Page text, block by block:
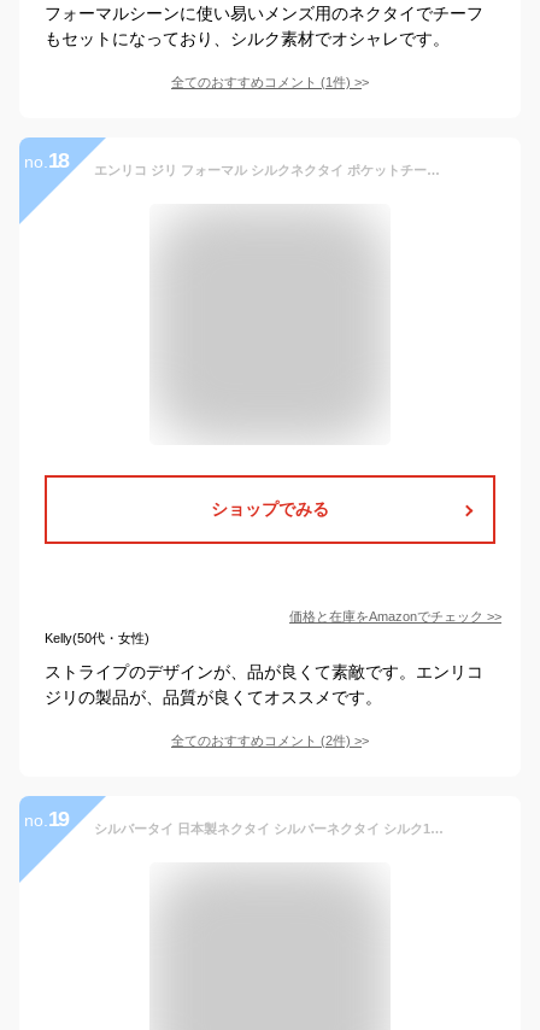
フォーマルシーンに使い易いメンズ用のネクタイでチーフ
もセットになっており、シルク素材でオシャレです。
全てのおすすめコメント (1件) >
no. 18 エンリコ ジリ フォーマル シルクネクタイ ポケットチーフセット シルバー 06
ショップでみる
価格と在庫をAmazonでチェック >>
Kelly(50代・女性)
ストライプのデザインが、品が良くて素敵です。エンリコ
ジリの製品が、品質が良くてオススメです。
全てのおすすめコメント (2件) >
no. 19 シルバータイ 日本製ネクタイ シルバーネクタイ シルク100% ネクタイ フォーマルタイ モーニング ブライダル 結婚式 婚礼 披露宴 礼装 織柄無地 冠婚葬祭用 メンズ 男性用 専門店 ギフト OZIE neck-tie フォーマルネクタイ